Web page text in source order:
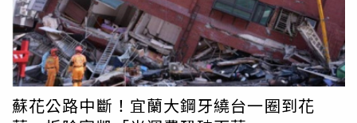
她，檢方去年3月偵結，依殺人、棄屍、偽造文書等罪嫌將
其起訴。雖然檢警並未掌握蔡女直接殺人證據，但檢察官根
據蔡女閨密的1張自拍照，發現陳男3月失蹤後，她於同年4
月3日凌晨5時許出現在機場，準備和閨密去峇里島；4分鐘
後，陳男女兒收到父親傳訊自稱要出國，還附上航班看板
照，資訊和蔡女閨密照片中的一模一樣，足證蔡女假冒男方
蘇花公路中斷！宜蘭大鋼牙繞台一圈到花